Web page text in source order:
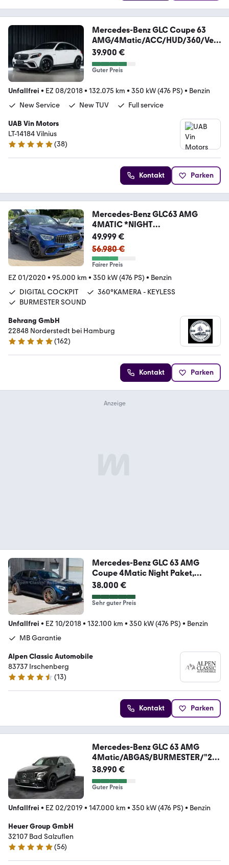
Mercedes-Benz GLC Coupe 63
AMG/4Matic/ACC/HUD/360/Ven
t Sitze
39.900 €
Guter Preis
Unfallfrei • EZ 08/2018• 132.075 km • 350 kW (476 PS) • Benzin
New Service
New TUV Full service
UAB Vin Motors
LT-14184 Vilnius
4.8 Sterne
(38)
Kontakt Parken
Mercedes-Benz GLC63 AMG
4MATIC *NIGHT
PAKET*KLAPPENAUSPUFF*
49.999 €
56.980 €
Fairer Preis
EZ 01/2020 • 95.000 km • 350 kW (476 PS) • Benzin
DIGITAL COCKPIT
360°KAMERA - KEYLESS
BURMESTER SOUND
Behrang GmbH
22848 Norderstedt bei Hamburg
4.9 Sterne
(162)
Kontakt Parken
Mercedes-Benz GLC 63 AMG
Coupe 4Matic Night Paket,
Garantie
38.000 €
Sehr guter Preis
Unfallfrei • EZ 10/2018• 132.100 km • 350 kW (476 PS) • Benzin
MB Garantie
Alpen Classic Automobile
83737 Irschenberg
4.5 Sterne
(13)
Kontakt Parken
Mercedes-Benz GLC 63 AMG
4Matic/ABGAS/BURMESTER/"21"
/AHK/
38.990 €
Guter Preis
Unfallfrei • EZ 02/2019 • 147.000 km • 350 kW (476 PS) • Benzin
Heuer Group GmbH
32107 Bad Salzuflen
4.9 Sterne
(56)